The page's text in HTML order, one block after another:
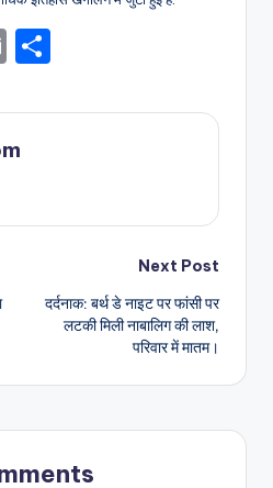
E
ai
l
ar
Next Post
दर्दनाक: बर्थ डे नाइट पर फांसी पर
लटकी मिली नाबालिग की लाश,
परिवार में मातम।